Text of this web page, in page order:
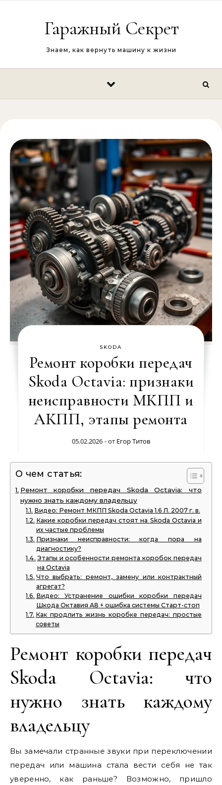
Гаражный Секрет
Знаем, как вернуть машину к жизни
SKODA
Ремонт коробки передач
Skoda Octavia: признаки
неисправности МКПП и
АКПП, этапы ремонта
05.02.2026 - от Егор Титов
О чем статья:
Ремонт коробки передач Skoda Octavia: что
нужно знать каждому владельцу
Видео: Ремонт МКПП Skoda Octavia 1.6 Л. 2007 г. в.
Какие коробки передач стоят на Skoda Octavia и
их частые проблемы
Признаки неисправности: когда пора на
диагностику?
Этапы и особенности ремонта коробок передач
на Octavia
Что выбрать: ремонт, замену или контрактный
агрегат?
Видео: Устранение ошибки коробки передач
Шкода Октавия А8 + ошибка системы Старт-стоп
Как продлить жизнь коробке передач: простые
советы
Ремонт коробки передач
Skoda Octavia: что
нужно знать каждому
владельцу
Вы замечали странные звуки при переключении
передач или машина стала вести себя не так
уверенно, как раньше? Возможно, пришло